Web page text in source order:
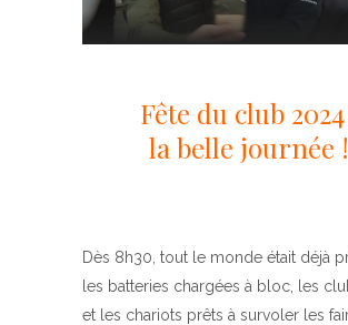
Fête du club
la belle journée !
Dès 8h30, tout le monde était déjà
les batteries chargées à bloc, les
et les chariots prêts à survoler les